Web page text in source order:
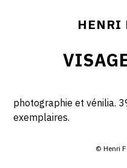
HENRI
photographie et vénilia.
exemplaires.
© Henri